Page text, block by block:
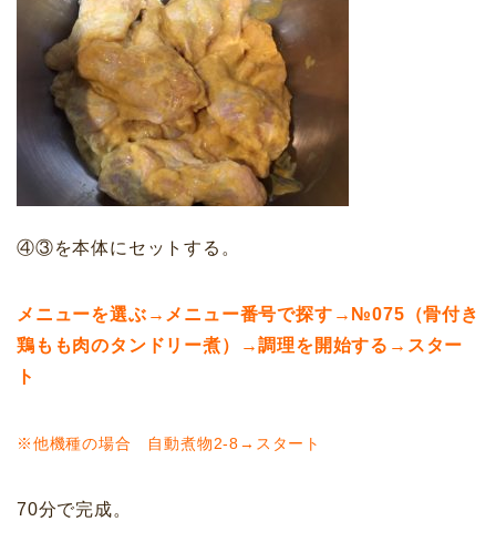
④③を本体にセットする。
メニューを選ぶ→メニュー番号で探す→№075（骨付き
鶏もも肉のタンドリー煮）→調理を開始する→スター
ト
※他機種の場合 自動煮物2-8→スタート
70分で完成。